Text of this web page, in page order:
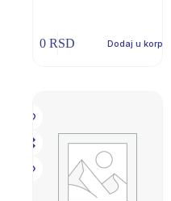
0RSD Dodaj u korpu